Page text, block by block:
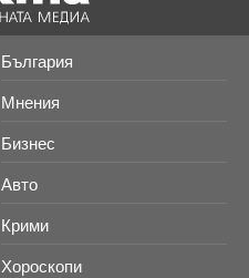
България
Мнения
Бизнес
Авто
Крими
Хороскопи